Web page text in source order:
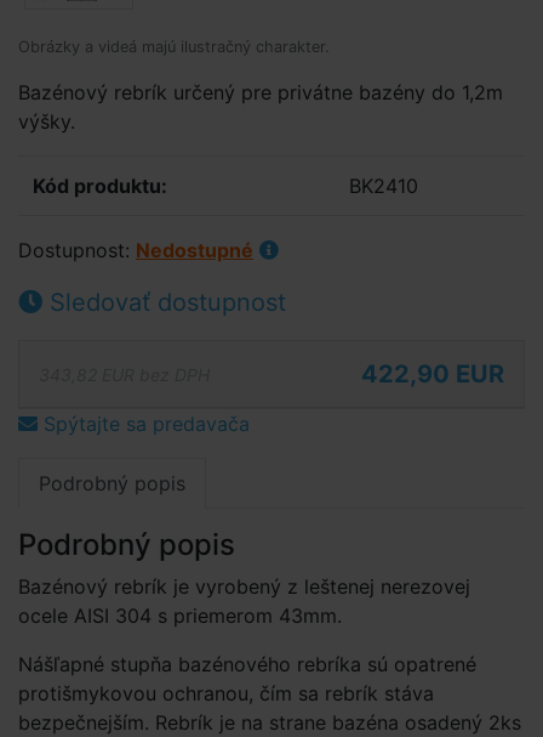
Obrázky a videá majú ilustračný charakter.
Bazénový rebrík určený pre privátne bazény do 1,2m
výšky.
Kód produktu: BK2410
Dostupnost: Nedostupné
Sledovať dostupnost
422,90 EUR
Spýtajte sa predavača
Podrobný popis
Podrobný popis
Bazénový rebrík je vyrobený z leštenej nerezovej
ocele AISI 304 s priemerom 43mm.
Nášľapné stupňa bazénového rebríka sú opatrené
protišmykovou ochranou, čím sa rebrík stáva
bezpečnejším. Rebrík je na strane bazéna osadený 2ks